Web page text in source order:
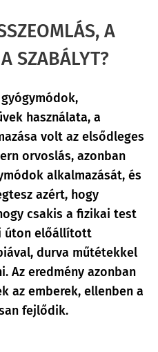
A
SZABÁLYT?
használata, a
volt az elsődleges
orvoslás, azonban
alkalmazását, és
azért, hogy
csakis a fizikai test
úton előállított
durva műtétekkel
Az eredmény azonban
az emberek, ellenben a
fejlődik.